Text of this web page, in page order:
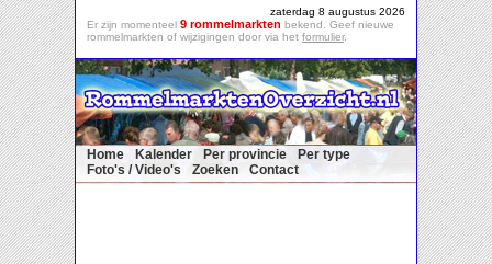
zaterdag 8 augustus 2026
Er zijn momenteel 9 rommelmarkten bekend. Geef nieuwe
rommelmarkten of wijzigingen door via het formulier.
Home Kalender Per provincie
Per type
Foto's / Video's
Zoeken Contact